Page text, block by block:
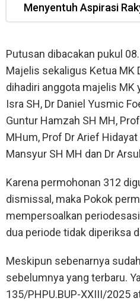
Menyentuh Aspirasi
Putusan dibacakan pukul
Majelis sekaligus Ketua MK
dihadiri anggota majelis MK
Isra SH, Dr Daniel Yusmic
Guntur Hamzah SH MH,
MHum, Prof Dr Arief Hidayat
Mansyur SH MH dan Dr
Karena permohonan 312
dismissal, maka Pokok
mempersoalkan
dua periode tidak diperiksa
Meskipun sebenarnya
sebelumnya yang terbaru.
135/PHPU.BUP-XXIII/2025